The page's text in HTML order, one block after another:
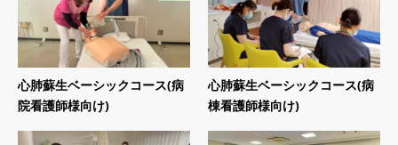
心肺蘇生ベーシックコース(病
院看護師様向け)
心肺蘇生ベーシックコース(病
棟看護師様向け)